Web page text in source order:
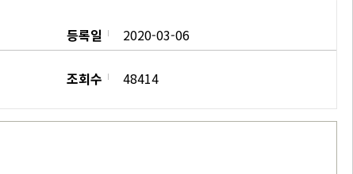
등록일 2020-03-06
조회수 48414